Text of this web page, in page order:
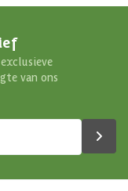
van ons